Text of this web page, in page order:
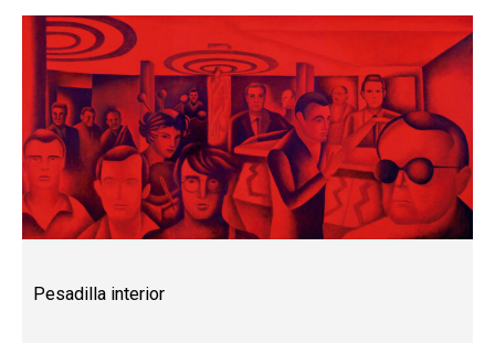
Pesadilla interior